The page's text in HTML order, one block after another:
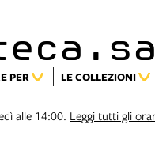
PER LE COLLEZIONI
alle 14:00. Leggi tutti gli